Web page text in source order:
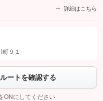
詳細はこちら
加してから「許可する」ボタンを押
て問い合わせを
９１
ートを確認する
ONにしてください